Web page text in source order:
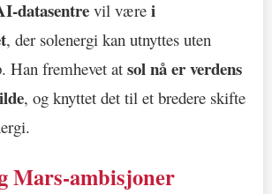
datasentrevil være i
, der solenergi kan utnyttes uten
Han fremhevet at sol nå er verdens
, og knyttet det til et bredere skifte
Mars-ambisjoner